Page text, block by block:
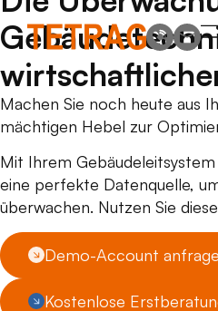
Machen Sie noch heute aus
mächtigen Hebel zur
Mit Ihrem
eine perfekte Datenquelle,
überwachen. Nutzen Sie
Demo-Account
Kostenlose